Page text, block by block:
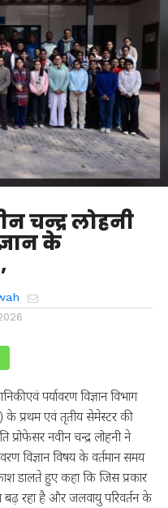
चन्द्र लोहनी
के
एवं पर्यावरण विज्ञान विभाग
के प्रथम एवं तृतीय सेमेस्टर की
प्रोफेसर नवीन चन्द्र लोहनी ने
विज्ञान विषय के वर्तमान समय
डालते हुए कहा कि जिस प्रकार
बढ़ रहा है और जलवायु परिवर्तन के